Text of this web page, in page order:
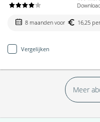
8 maanden voor 16,25
Vergelijken
Meer